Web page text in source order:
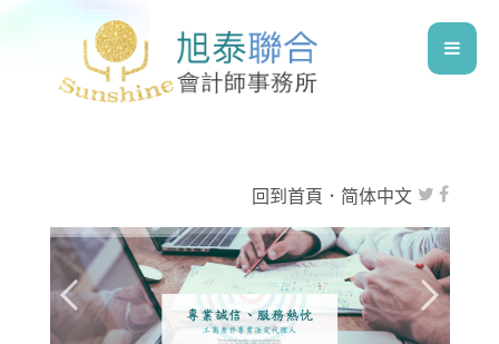
回到首頁 ． 简体中文